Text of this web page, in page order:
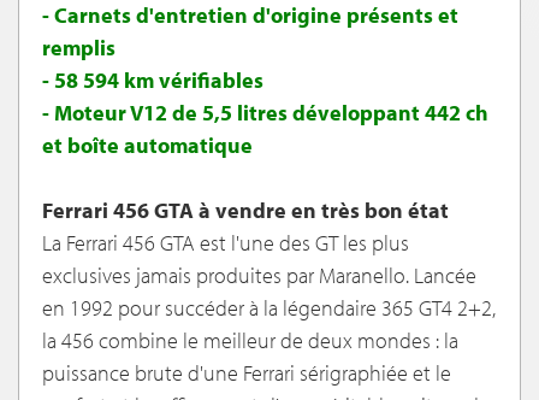
- Carnets d'entretien d'origine présents et
remplis
- 58 594 km vérifiables
- Moteur V12 de 5,5 litres développant 442 ch
et boîte automatique
Ferrari 456 GTA à vendre en très bon état
La Ferrari 456 GTA est l'une des GT les plus
exclusives jamais produites par Maranello. Lancée
en 1992 pour succéder à la légendaire 365 GT4 2+2,
la 456 combine le meilleur de deux mondes : la
puissance brute d'une Ferrari sérigraphiée et le